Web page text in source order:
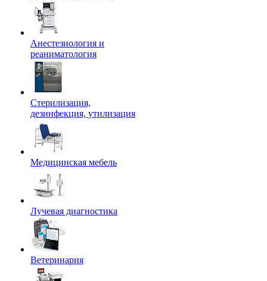
Анестезиология и
реаниматология
Стерилизация,
дезинфекция, утилизация
Медицинская мебель
Лучевая диагностика
Ветеринария